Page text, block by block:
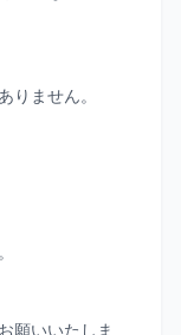
りません。
願いいたしま